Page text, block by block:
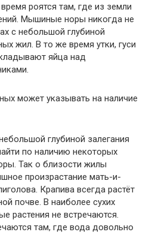
роятся там, где из земли
Мышиные норы никогда не
с небольшой глубиной
жил. В то же время утки, гуси
яйца над
может указывать на наличие
глубиной залегания
по наличию некоторых
Так о близости жилы
произрастание мать-и-
Крапива всегда растёт
почве. В наиболее сухих
растения не встречаются.
там, где вода довольно